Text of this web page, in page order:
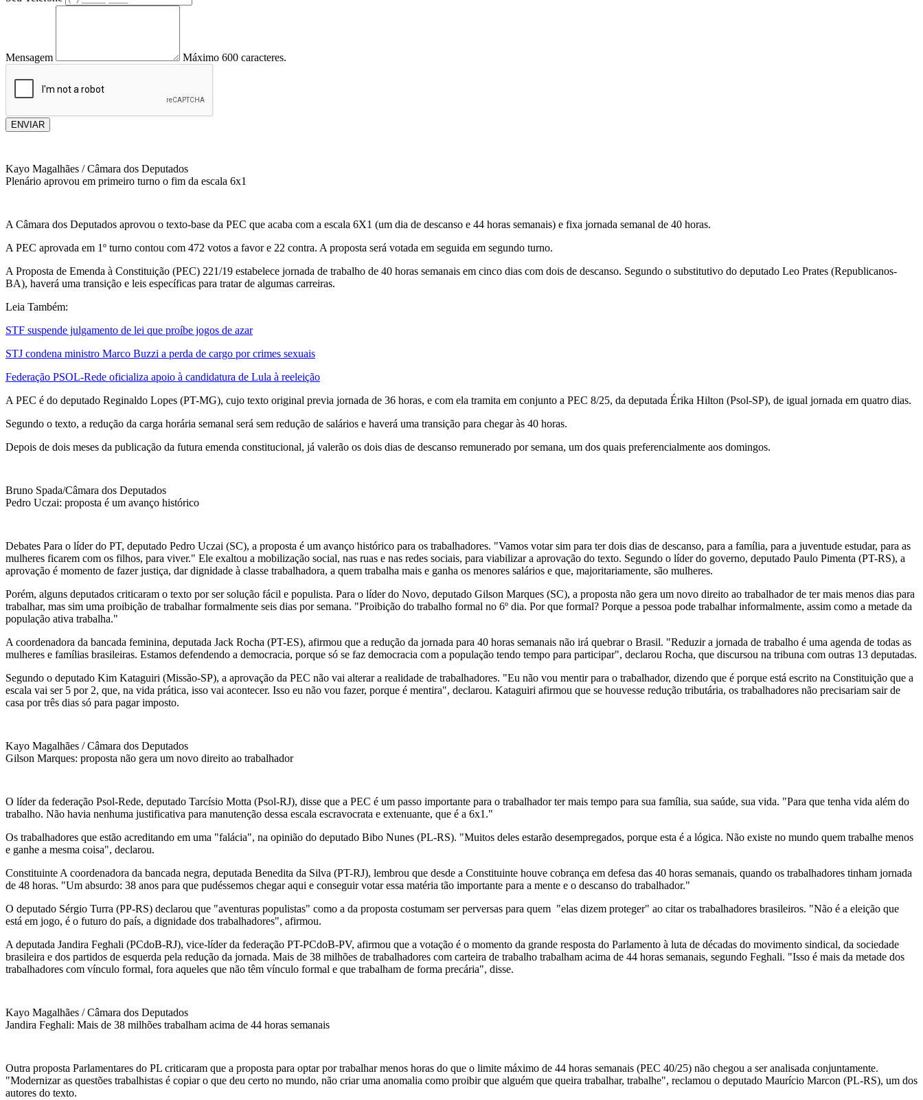
Mensagem Máximo 600 caracteres.
ENVIAR
Kayo Magalhães / Câmara dos Deputados
Plenário aprovou em primeiro turno o fim da escala 6x1
A Câmara dos Deputados aprovou o texto-base da PEC que acaba com a escala 6X1 (um dia de descanso e 44 horas semanais) e fixa jornada semanal de 40 horas.
A PEC aprovada em 1º turno contou com 472 votos a favor e 22 contra. A proposta será votada em seguida em segundo turno.
A Proposta de Emenda à Constituição (PEC) 221/19 estabelece jornada de trabalho de 40 horas semanais em cinco dias com dois de descanso. Segundo o substitutivo do deputado Leo Prates (Republicanos-
BA), haverá uma transição e leis específicas para tratar de algumas carreiras.
Leia Também:
STF suspende julgamento de lei que proíbe jogos de azar
STJ condena ministro Marco Buzzi a perda de cargo por crimes sexuais
Federação PSOL-Rede oficializa apoio à candidatura de Lula à reeleição
A PEC é do deputado Reginaldo Lopes (PT-MG), cujo texto original previa jornada de 36 horas, e com ela tramita em conjunto a PEC 8/25, da deputada Érika Hilton (Psol-SP), de igual jornada em quatro dias.
Segundo o texto, a redução da carga horária semanal será sem redução de salários e haverá uma transição para chegar às 40 horas.
Depois de dois meses da publicação da futura emenda constitucional, já valerão os dois dias de descanso remunerado por semana, um dos quais preferencialmente aos domingos.
Bruno Spada/Câmara dos Deputados
Pedro Uczai: proposta é um avanço histórico
Debates Para o líder do PT, deputado Pedro Uczai (SC), a proposta é um avanço histórico para os trabalhadores. "Vamos votar sim para ter dois dias de descanso, para a família, para a juventude estudar, para as
mulheres ficarem com os filhos, para viver." Ele exaltou a mobilização social, nas ruas e nas redes sociais, para viabilizar a aprovação do texto. Segundo o líder do governo, deputado Paulo Pimenta (PT-RS), a
aprovação é momento de fazer justiça, dar dignidade à classe trabalhadora, a quem trabalha mais e ganha os menores salários e que, majoritariamente, são mulheres.
Porém, alguns deputados criticaram o texto por ser solução fácil e populista. Para o líder do Novo, deputado Gilson Marques (SC), a proposta não gera um novo direito ao trabalhador de ter mais menos dias para
trabalhar, mas sim uma proibição de trabalhar formalmente seis dias por semana. "Proibição do trabalho formal no 6º dia. Por que formal? Porque a pessoa pode trabalhar informalmente, assim como a metade da
população ativa trabalha."
A coordenadora da bancada feminina, deputada Jack Rocha (PT-ES), afirmou que a redução da jornada para 40 horas semanais não irá quebrar o Brasil. "Reduzir a jornada de trabalho é uma agenda de todas as
mulheres e famílias brasileiras. Estamos defendendo a democracia, porque só se faz democracia com a população tendo tempo para participar", declarou Rocha, que discursou na tribuna com outras 13 deputadas.
Segundo o deputado Kim Kataguiri (Missão-SP), a aprovação da PEC não vai alterar a realidade de trabalhadores. "Eu não vou mentir para o trabalhador, dizendo que é porque está escrito na Constituição que a
escala vai ser 5 por 2, que, na vida prática, isso vai acontecer. Isso eu não vou fazer, porque é mentira", declarou. Kataguiri afirmou que se houvesse redução tributária, os trabalhadores não precisariam sair de
casa por três dias só para pagar imposto.
Kayo Magalhães / Câmara dos Deputados
Gilson Marques: proposta não gera um novo direito ao trabalhador
O líder da federação Psol-Rede, deputado Tarcísio Motta (Psol-RJ), disse que a PEC é um passo importante para o trabalhador ter mais tempo para sua família, sua saúde, sua vida. "Para que tenha vida além do
trabalho. Não havia nenhuma justificativa para manutenção dessa escala escravocrata e extenuante, que é a 6x1."
Os trabalhadores que estão acreditando em uma "falácia", na opinião do deputado Bibo Nunes (PL-RS). "Muitos deles estarão desempregados, porque esta é a lógica. Não existe no mundo quem trabalhe menos
e ganhe a mesma coisa", declarou.
Constituinte A coordenadora da bancada negra, deputada Benedita da Silva (PT-RJ), lembrou que desde a Constituinte houve cobrança em defesa das 40 horas semanais, quando os trabalhadores tinham jornada
de 48 horas. "Um absurdo: 38 anos para que pudéssemos chegar aqui e conseguir votar essa matéria tão importante para a mente e o descanso do trabalhador."
O deputado Sérgio Turra (PP-RS) declarou que "aventuras populistas" como a da proposta costumam ser perversas para quem "elas dizem proteger" ao citar os trabalhadores brasileiros. "Não é a eleição que
está em jogo, é o futuro do país, a dignidade dos trabalhadores", afirmou.
A deputada Jandira Feghali (PCdoB-RJ), vice-líder da federação PT-PCdoB-PV, afirmou que a votação é o momento da grande resposta do Parlamento à luta de décadas do movimento sindical, da sociedade
brasileira e dos partidos de esquerda pela redução da jornada. Mais de 38 milhões de trabalhadores com carteira de trabalho trabalham acima de 44 horas semanais, segundo Feghali. "Isso é mais da metade dos
trabalhadores com vínculo formal, fora aqueles que não têm vínculo formal e que trabalham de forma precária", disse.
Kayo Magalhães / Câmara dos Deputados
Jandira Feghali: Mais de 38 milhões trabalham acima de 44 horas semanais
Outra proposta Parlamentares do PL criticaram que a proposta para optar por trabalhar menos horas do que o limite máximo de 44 horas semanais (PEC 40/25) não chegou a ser analisada conjuntamente.
"Modernizar as questões trabalhistas é copiar o que deu certo no mundo, não criar uma anomalia como proibir que alguém que queira trabalhar, trabalhe", reclamou o deputado Maurício Marcon (PL-RS), um dos
autores do texto.